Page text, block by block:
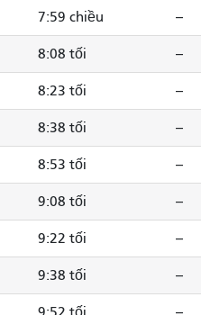
7:59 chiều --
8:08 tối --
8:23 tối --
8:38 tối --
8:53 tối --
9:08 tối --
9:22 tối --
9:38 tối --